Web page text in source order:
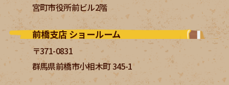
宮町市役所前ビル2階
前橋支店 ショールーム
〒371-0831
群馬県前橋市小相木町 345-1